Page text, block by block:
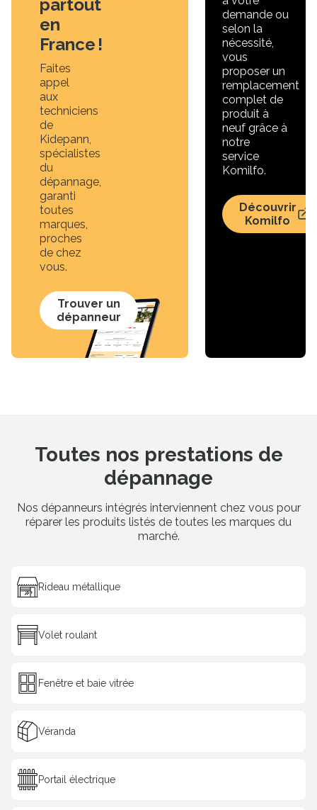
partout
en
France !
Faites
appel
aux
techniciens
de
Kidepann,
spécialistes
du
dépannage,
garanti
toutes
marques,
proches
de chez
vous.
Trouver un
dépanneur
demande ou
selon la
nécessité,
vous
proposer un
remplacement
complet de
produit à
neuf grâce à
notre
service
Komilfo.
Découvrir
Komilfo
Toutes nos prestations de
dépannage
Nos dépanneurs intégrés interviennent chez vous pour
réparer les produits listés de toutes les marques du
marché.
Rideau métallique
Volet roulant
Fenêtre et baie vitrée
Véranda
Portail électrique